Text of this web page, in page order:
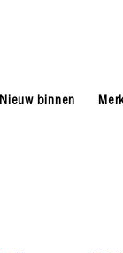
Nieuw binnen